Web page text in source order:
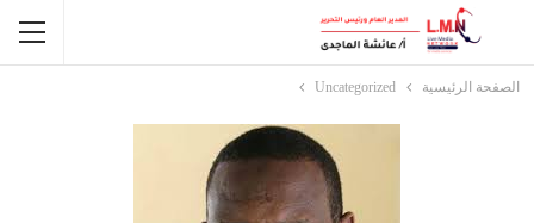
الصفحة الرئيسية Uncategorized